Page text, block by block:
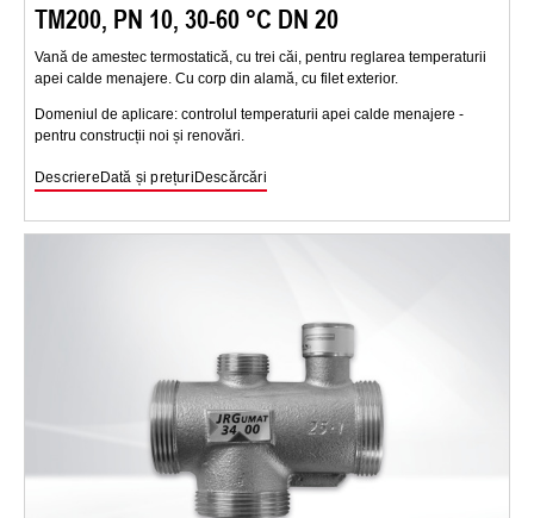
TM200, PN 10, 30-60 °C DN 20
Vană de amestec termostatică, cu trei căi, pentru reglarea temperaturii
apei calde menajere. Cu corp din alamă, cu filet exterior.
Domeniul de aplicare: controlul temperaturii apei calde menajere -
pentru construcții noi și renovări.
Descriere Dată și prețuri Descărcări